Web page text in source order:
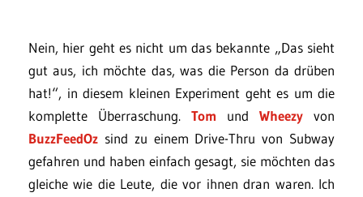
Nein, hier geht es nicht um das bekannte „Das sieht
gut aus, ich möchte das, was die Person da drüben
hat!“, in diesem kleinen Experiment geht es um die
komplette Überraschung. Tom und Wheezy von
BuzzFeedOz sind zu einem Drive-Thru von Subway
gefahren und haben einfach gesagt, sie möchten das
gleiche wie die Leute, die vor ihnen dran waren. Ich